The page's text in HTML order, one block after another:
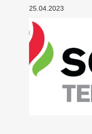
25.04.2023